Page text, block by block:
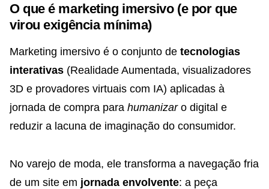
O que é marketing imersivo (e por que
virou exigência mínima)
Marketing imersivo é o conjunto de tecnologias
interativas (Realidade Aumentada, visualizadores
3D e provadores virtuais com IA) aplicadas à
jornada de compra para humanizaro digital e
reduzir a lacuna de imaginação do consumidor.
No varejo de moda, ele transforma a navegação fria
de um site em jornada envolvente: a peça